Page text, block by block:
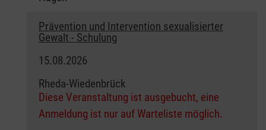
Prävention und Intervention sexualisierter
Gewalt - Schulung
15.08.2026
Rheda-Wiedenbrück
Diese Veranstaltung ist ausgebucht, eine
Anmeldung ist nur auf Warteliste möglich.